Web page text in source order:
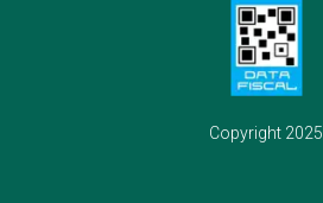
Copyright 2025